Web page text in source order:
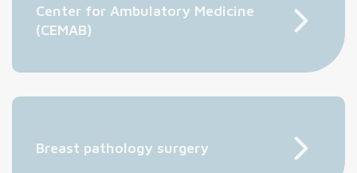
Center for Ambulatory Medicine
(CEMAB)
Breast pathology surgery